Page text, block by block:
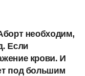
необходим,
Если
крови. И
под большим